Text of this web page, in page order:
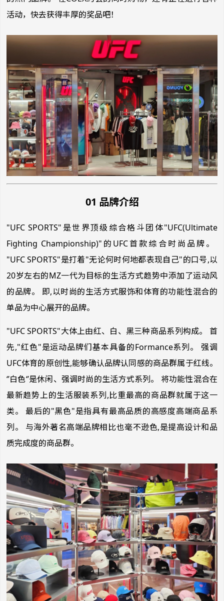
活动，快去获得丰厚的奖品吧！
01 品牌介绍
"UFC SPORTS"是世界顶级综合格斗团体"UFC(Ultimate
Fighting Championship)"的UFC首款综合时尚品牌。
"UFC SPORTS"是打着"无论何时何地都表现自己"的口号,以
20岁左右的MZ一代为目标的生活方式趋势中添加了运动风
的品牌。 即,以时尚的生活方式服饰和体育的功能性混合的
单品为中心展开的品牌。
"UFC SPORTS"大体上由红、白、黑三种商品系列构成。 首
先,"红色"是运动品牌们基本具备的Formance系列。 强调
UFC体育的原创性,能够确认品牌认同感的商品群属于红线。
‘’白色‘’是休闲、强调时尚的生活方式系列。 将功能性混合在
最新趋势上的生活服装系列,比重最高的商品群就属于这一
类。 最后的"黑色"是指具有最高品质的高感度高端商品系
列。 与海外著名高端品牌相比也毫不逊色,是提高设计和品
质完成度的商品群。